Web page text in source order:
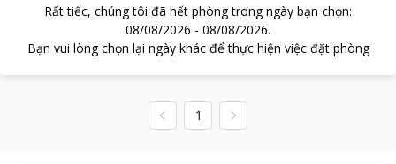
Rất tiếc, chúng tôi đã hết phòng trong ngày bạn chọn:
08/08/2026 - 08/08/2026.
Bạn vui lòng chọn lại ngày khác để thực hiện việc đặt phòng
1